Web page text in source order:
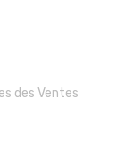
des Ventes